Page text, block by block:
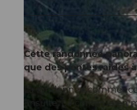
Cette randonnée
que des pentes raides
La randonnée
Ensuite, ça continue